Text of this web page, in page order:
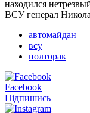
находился
ВСУ генерал
автомайдан
всу
полторак
Facebook
Підпишись